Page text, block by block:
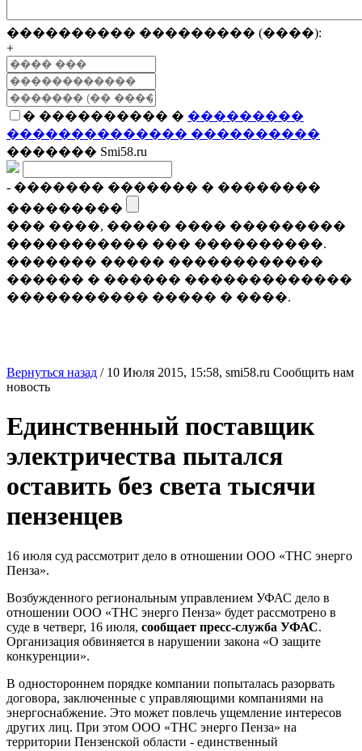
���������� ��������� (����):
+
� ���������� � ���������
�������������� ����������
������� Smi58.ru
- ������� ������� � ��������
���������
��� ����, ����� ���� ���������
����������� ��� ����������.
������� ����� ������������
������ � ������ �������������
����������� ����� � ����.
Вернуться назад / 10 Июля 2015, 15:58, smi58.ru Сообщить нам
новость
Единственный поставщик
электричества пытался
оставить без света тысячи
пензенцев
16 июля суд рассмотрит дело в отношении ООО «ТНС энерго
Пенза».
Возбужденного региональным управлением УФАС дело в
отношении ООО «ТНС энерго Пенза» будет рассмотрено в
суде в четверг, 16 июля, сообщает пресс-служба УФАС.
Организация обвиняется в нарушении закона «О защите
конкуренции».
В одностороннем порядке компании попыталась разорвать
договора, заключенные с управляющими компаниями на
энергоснабжение. Это может повлечь ущемление интересов
других лиц. При этом ООО «ТНС энерго Пенза» на
территории Пензенской области - единственный